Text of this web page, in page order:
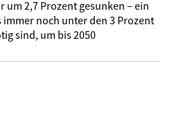
um 2,7 Prozent gesunken – ein
immer noch unter den 3 Prozent
sind, um bis 2050